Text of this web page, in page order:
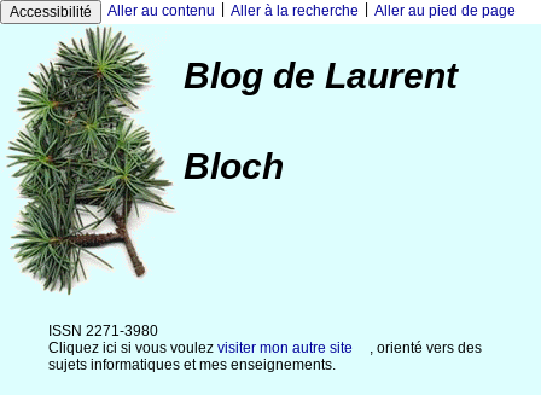
Accessibilité Aller au contenu Aller à la recherche Aller au pied de page
Blog de Laurent
Bloch
ISSN 2271-3980
Cliquez ici si vous voulez visiter mon autre site
, orienté vers des
sujets informatiques et mes enseignements.